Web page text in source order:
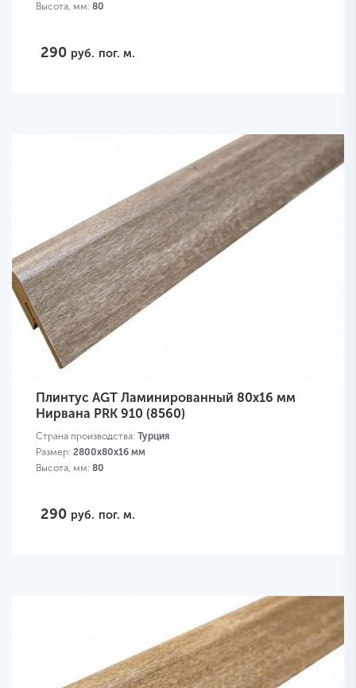
Высота, мм: 80
290 руб. пог. м.
Плинтус AGT Ламинированный 80х16 мм
Нирвана PRK 910 (8560)
Страна производства: Турция
Размер: 2800х80х16 мм
Высота, мм: 80
290 руб. пог. м.